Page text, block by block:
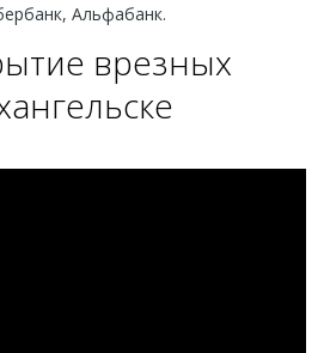
Альфабанк.
врезных